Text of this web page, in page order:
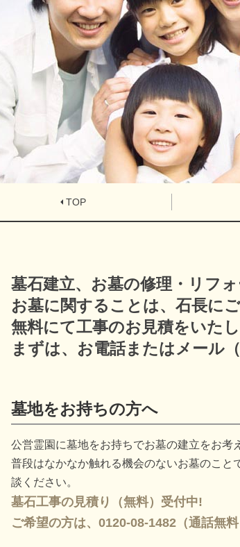
TOP
墓石建立、お墓の修理・リフ
お墓に関することは、石長に
無料にて工事のお見積をいたし
まずは、お電話またはメール
墓地をお持ちの方へ
公営霊園に墓地をお持ちでお墓の建立をお考
普段はなかなか触れる機会のないお墓のこ
談ください。
墓石工事の見積り（無料）受付中!
ご希望の方は、0120-08-1482（通話無料